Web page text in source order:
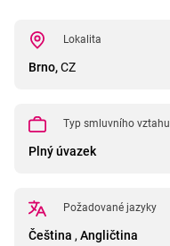
Lokalita
Brno,CZ
Typ smluvního vztahu
Plný úvazek
Požadované jazyky
Čeština , Angličtina